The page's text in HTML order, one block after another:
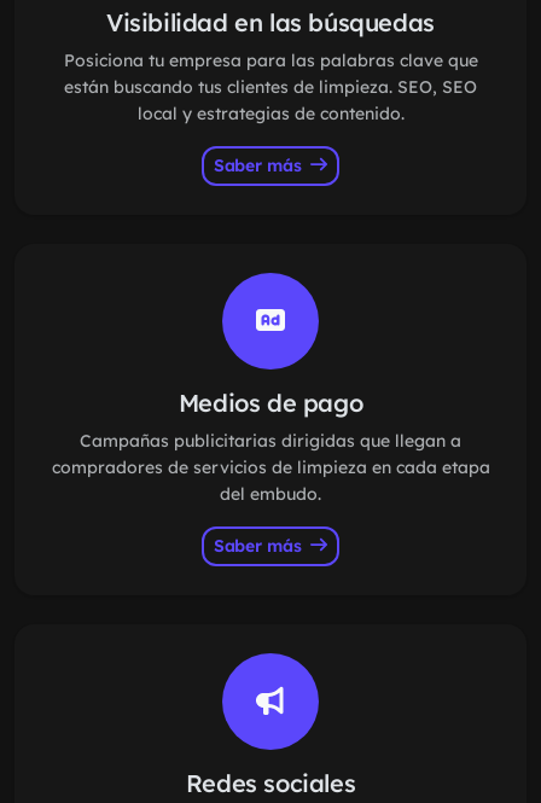
Visibilidad en las búsquedas
Posiciona tu empresa para las palabras clave que
están buscando tus clientes de limpieza. SEO, SEO
local y estrategias de contenido.
Saber más
Medios de pago
Campañas publicitarias dirigidas que llegan a
compradores de servicios de limpieza en cada etapa
del embudo.
Saber más
Redes sociales